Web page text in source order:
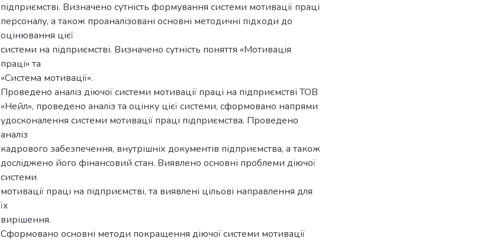
підприємстві. Визначено сутність формування системи мотивації праці
персоналу, а також проаналізовані основні методичні підходи до
оцінювання цієї
системи на підприємстві. Визначено сутність поняття «Мотивація
праці» та
«Система мотивації».
Проведено аналіз діючої системи мотивації праці на підприємстві ТОВ
«Нейл», проведено аналіз та оцінку цієї системи, сформовано напрями
удосконалення системи мотивації праці підприємства. Проведено
аналіз
кадрового забезпечення, внутрішніх документів підприємства, а також
досліджено його фінансовий стан. Виявлено основні проблеми діючої
системи
мотивації праці на підприємстві, та виявлені цільові направлення для
їх
вирішення.
Сформовано основні методи покращення діючої системи мотивації